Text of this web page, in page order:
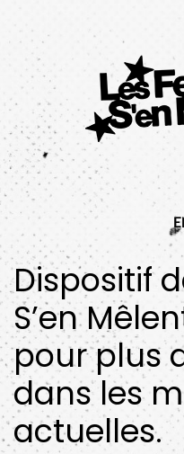
Dispositif
S’en
pour plus
dans les
actuelles.